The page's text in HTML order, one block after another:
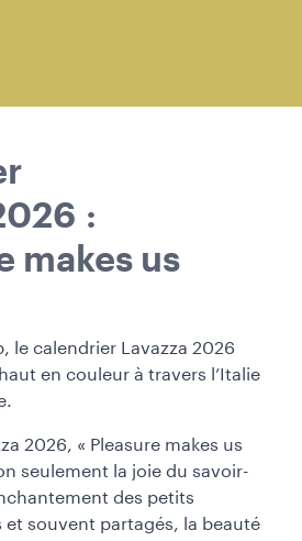
:
makes us
le calendrier Lavazza 2026
en couleur à travers l’Italie
2026, « Pleasure makes us
seulement la joie du savoir-
des petits
souvent partagés, la beauté